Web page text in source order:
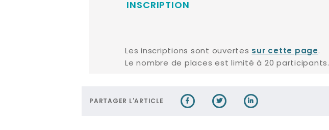
INSCRIPTION
Les inscriptions sont ouvertes sur cette page .
Le nombre de places est limité à 20 participants.
PARTAGER L'ARTICLE